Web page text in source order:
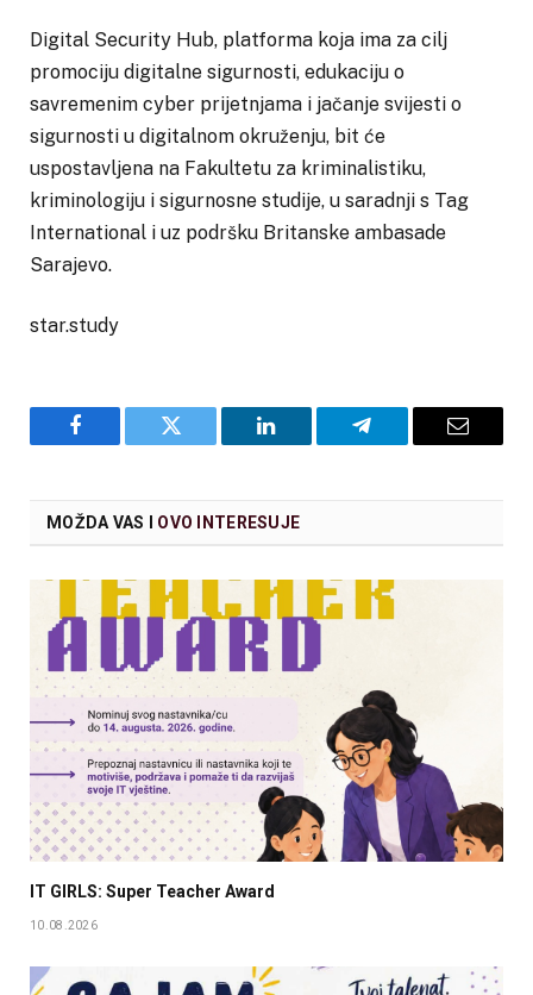
Digital Security Hub, platforma koja ima za cilj
promociju digitalne sigurnosti, edukaciju o
savremenim cyber prijetnjama i jačanje svijesti o
sigurnosti u digitalnom okruženju, bit će
uspostavljena na Fakultetu za kriminalistiku,
kriminologiju i sigurnosne studije, u saradnji s Tag
International i uz podršku Britanske ambasade
Sarajevo.
star.study
Facebook Twitter LinkedIn Telegram Email
MOŽDA VAS I OVO INTERESUJE
IT GIRLS: Super Teacher Award
10.08.2026